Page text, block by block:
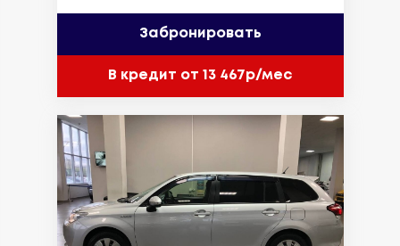
Забронировать
В кредит от 13 467р/мес